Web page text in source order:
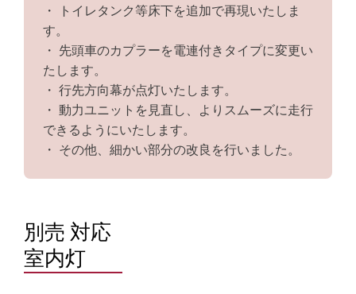
・ トイレタンク等床下を追加で再現いたしま
す。
・ 先頭車のカプラーを電連付きタイプに変更い
たします。
・ 行先方向幕が点灯いたします。
・ 動力ユニットを見直し、よりスムーズに走行
できるようにいたします。
・ その他、細かい部分の改良を行いました。
別売 対応
室内灯